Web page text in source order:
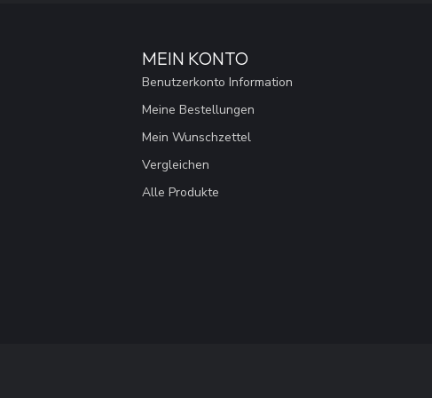
MEIN KONTO
Benutzerkonto Information
Meine Bestellungen
Mein Wunschzettel
Vergleichen
Alle Produkte